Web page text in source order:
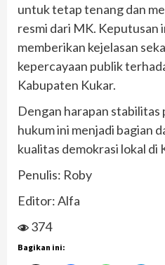
untuk tetap tenang dan
resmi dari MK. Keputusan
memberikan kejelasan
kepercayaan publik
Kabupaten Kukar.
Dengan harapan
hukum ini menjadi bagian
kualitas demokrasi lokal di
Penulis: Roby
Editor: Alfa
374
Bagikan ini: